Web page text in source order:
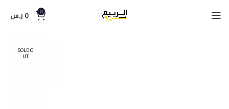
0
0 ر.س
SOLD O
UT